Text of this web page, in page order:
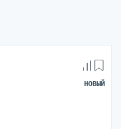
НОВЫЙ